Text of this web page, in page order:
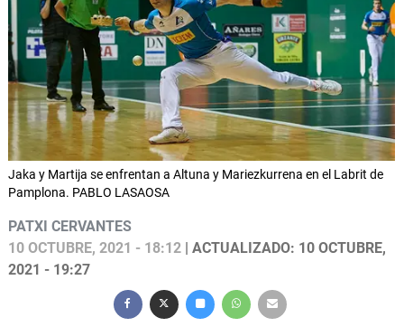
Jaka y Martija se enfrentan a Altuna y Mariezkurrena en el Labrit de
Pamplona. PABLO LASAOSA
PATXI CERVANTES
10 OCTUBRE, 2021 - 18:12 | ACTUALIZADO: 10 OCTUBRE,
2021 - 19:27